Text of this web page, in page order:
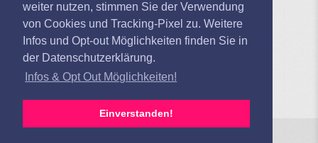
weiter nutzen, stimmen Sie der Verwendung
von Cookies und Tracking-Pixel zu. Weitere
Infos und Opt-out Möglichkeiten finden Sie in
der Datenschutzerklärung.
Infos & Opt Out Möglichkeiten!
Einverstanden!
Google Analytics deaktivieren